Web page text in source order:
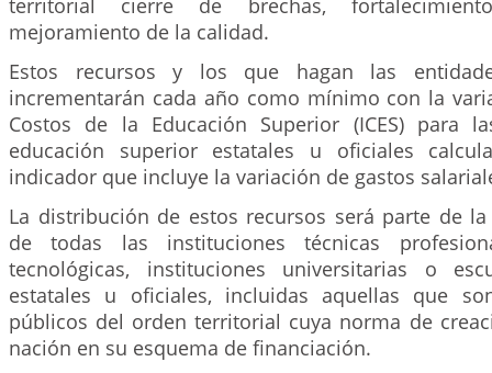
territorial cierre de brechas,
mejoramiento de la calidad.
Estos recursos y los que hagan las
incrementarán cada año como mínimo con la
Costos de la Educación Superior (ICES) para
educación superior estatales u oficiales
indicador que incluye la variación de gastos
La distribución de estos recursos será parte de
de todas las instituciones técnicas
tecnológicas, instituciones universitarias o
estatales u oficiales, incluidas aquellas que
públicos del orden territorial cuya norma de
nación en su esquema de financiación.